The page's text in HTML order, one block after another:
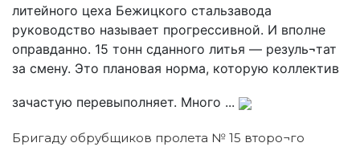
литейного цеха Бежицкого стальзавода
руководство называет прогрессивной. И вполне
оправданно. 15 тонн сданного литья — резуль¬тат
за смену. Это плановая норма, которую коллектив
зачастую перевыполняет. Много ...
Бригаду обрубщиков пролета № 15 второ¬го